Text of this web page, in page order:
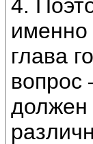
4.
глава
должен